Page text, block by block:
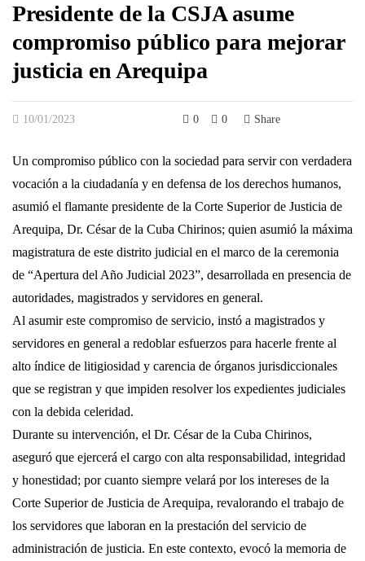
Presidente de la CSJA asume
compromiso público para mejorar
justicia en Arequipa
10/01/2023 0 0 Share
Un compromiso público con la sociedad para servir con verdadera
vocación a la ciudadanía y en defensa de los derechos humanos,
asumió el flamante presidente de la Corte Superior de Justicia de
Arequipa, Dr. César de la Cuba Chirinos; quien asumió la máxima
magistratura de este distrito judicial en el marco de la ceremonia
de “Apertura del Año Judicial 2023”, desarrollada en presencia de
autoridades, magistrados y servidores en general.
Al asumir este compromiso de servicio, instó a magistrados y
servidores en general a redoblar esfuerzos para hacerle frente al
alto índice de litigiosidad y carencia de órganos jurisdiccionales
que se registran y que impiden resolver los expedientes judiciales
con la debida celeridad.
Durante su intervención, el Dr. César de la Cuba Chirinos,
aseguró que ejercerá el cargo con alta responsabilidad, integridad
y honestidad; por cuanto siempre velará por los intereses de la
Corte Superior de Justicia de Arequipa, revalorando el trabajo de
los servidores que laboran en la prestación del servicio de
administración de justicia. En este contexto, evocó la memoria de